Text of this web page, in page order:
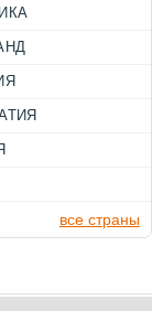
все страны